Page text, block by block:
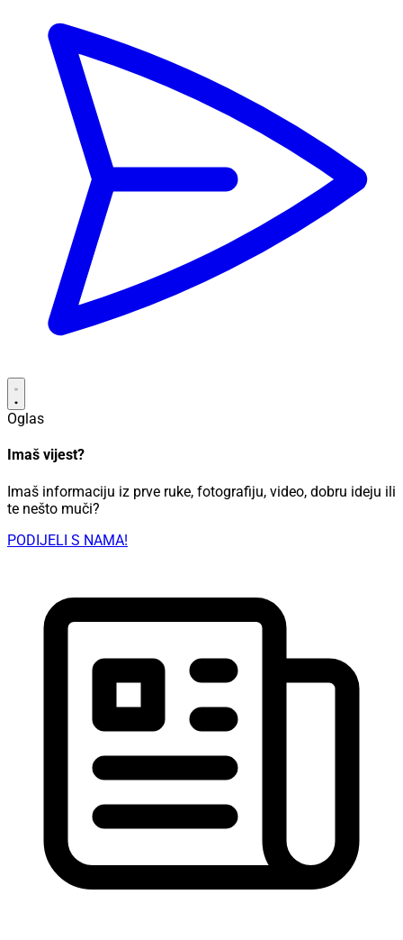
Oglas
Imaš vijest?
Imaš informaciju iz prve ruke, fotografiju, video, dobru ideju ili
te nešto muči?
PODIJELI S NAMA!